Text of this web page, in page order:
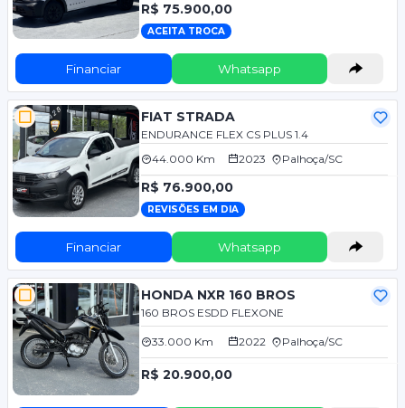
R$ 75.900,00
ACEITA TROCA
Financiar Whatsapp
FIAT STRADA
ENDURANCE FLEX CS PLUS 1.4
44.000 Km
2023 Palhoça/SC
R$ 76.900,00
REVISÕES EM DIA
Financiar Whatsapp
HONDA NXR 160 BROS
160 BROS ESDD FLEXONE
33.000 Km 2022 Palhoça/SC
R$ 20.900,00